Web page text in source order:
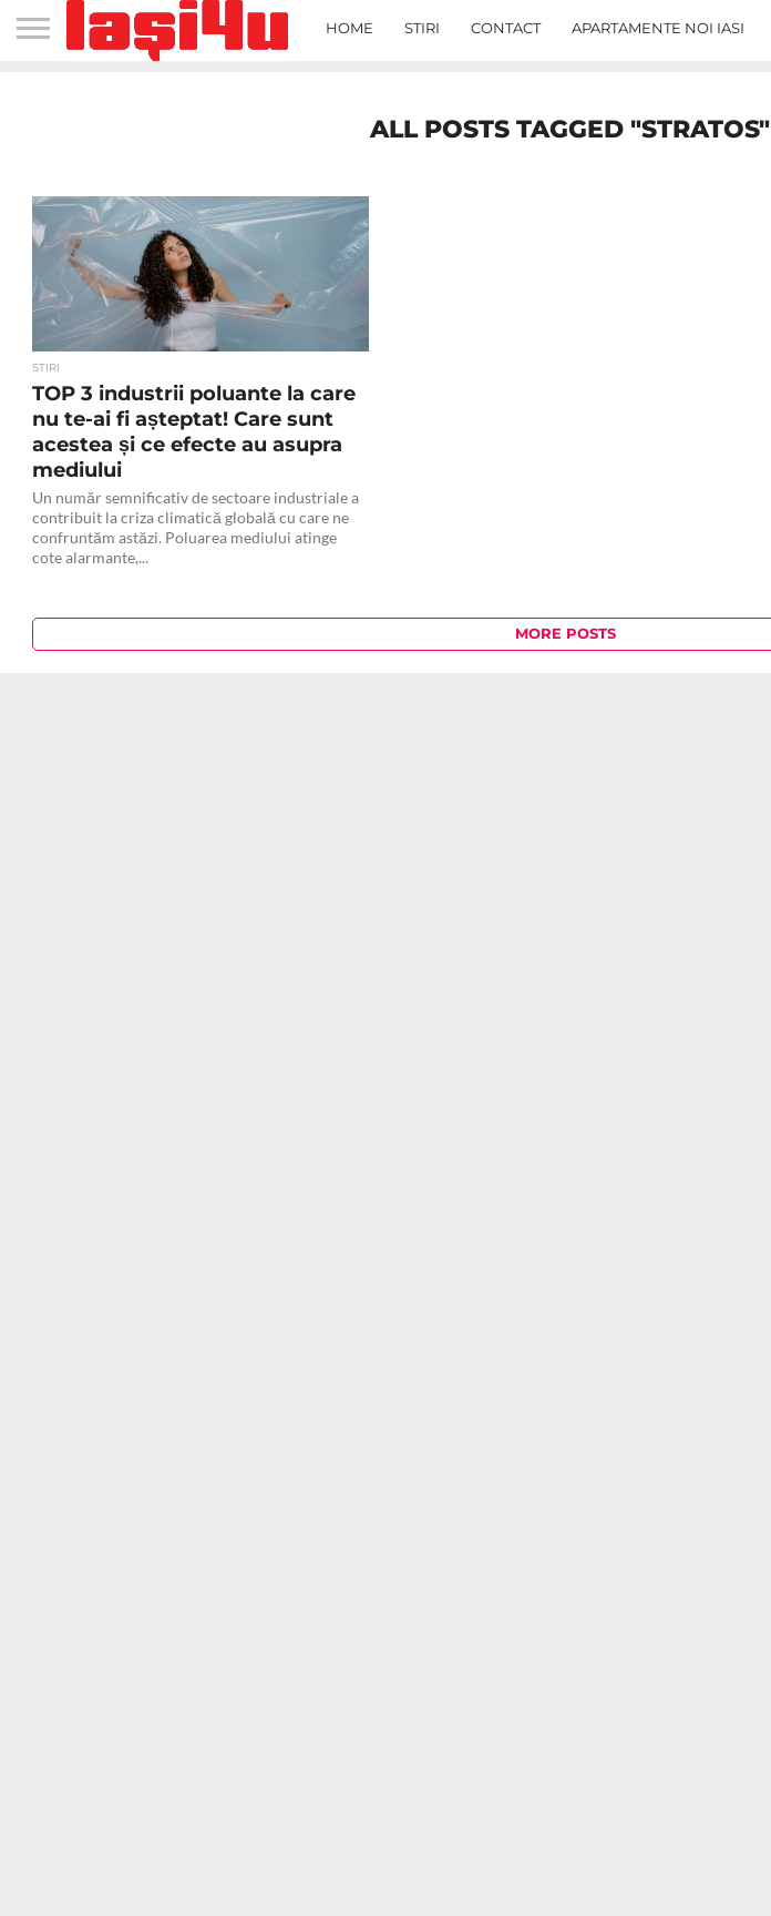
HOME STIRI CONTACT APARTAMENTE NOI IASI
ALL POSTS TAGGED "STRATOS"
STIRI
TOP 3 industrii poluante la care
nu te-ai fi așteptat! Care sunt
acestea și ce efecte au asupra
mediului
Un număr semnificativ de sectoare industriale a
contribuit la criza climatică globală cu care ne
confruntăm astăzi. Poluarea mediului atinge
cote alarmante,...
MORE POSTS